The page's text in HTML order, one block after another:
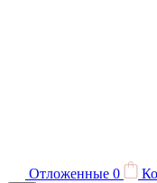
Отложенные 0